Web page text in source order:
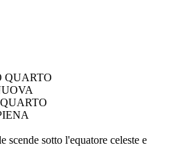
QUARTO
scende sotto l'equatore celeste e